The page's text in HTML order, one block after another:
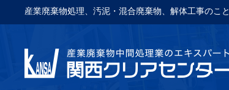
産業廃棄物処理、汚泥・混合廃棄物、解体工事のこ